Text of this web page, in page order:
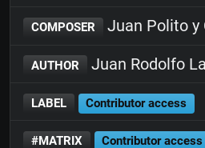
COMPOSER Juan Polito y
AUTHOR Juan Rodolfo
LABEL Contributor access
#MATRIX Contributor access